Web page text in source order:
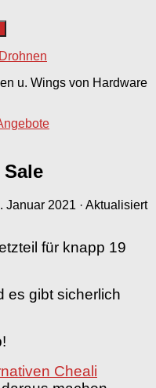
u. Wings von Hardware
Januar 2021 · Aktualisiert
für knapp 19
es gibt sicherlich
Cheali